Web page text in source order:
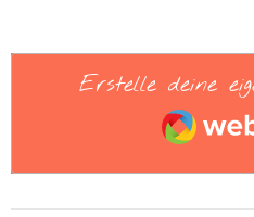
Erstelle deine
Webador